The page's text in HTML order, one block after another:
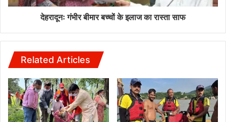
देहरादूनः गंभीर बीमार बच्चों के इलाज का रास्ता साफ
Related Articles